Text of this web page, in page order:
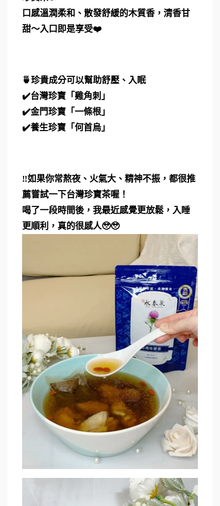
口感溫潤柔和、散發舒緩的木質香，清香甘
甜～入口即是享受❤️
🍵珍貴成分可以幫助舒壓、入眠
✔️台灣珍寶「雞角刺」
✔️金門珍寶「一條根」
✔️養生珍寶「何首烏」
‼️如果你常熬夜、火氣大、精神不振，都很推
薦嘗試一下台灣珍寶茶喔！
喝了一段時間後，我最近感覺更放鬆，入睡
更順利，真的很感人🥹🥹